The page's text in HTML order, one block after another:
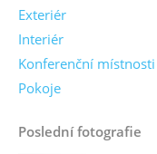
Exteriér
Interiér
Konferenční místnosti
Pokoje
Poslední fotografie